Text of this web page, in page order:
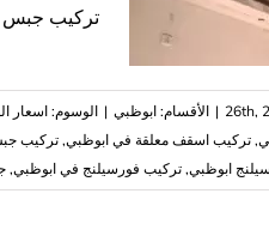
تركيب جبس بورد في ابوظبي
| الأقسام: ابوظبي | الوسوم:اسعار
, تركيب اسقف معلقة في ابوظبي, تركيب
ابوظبي, تركيب فورسيلنج في ابوظبي,